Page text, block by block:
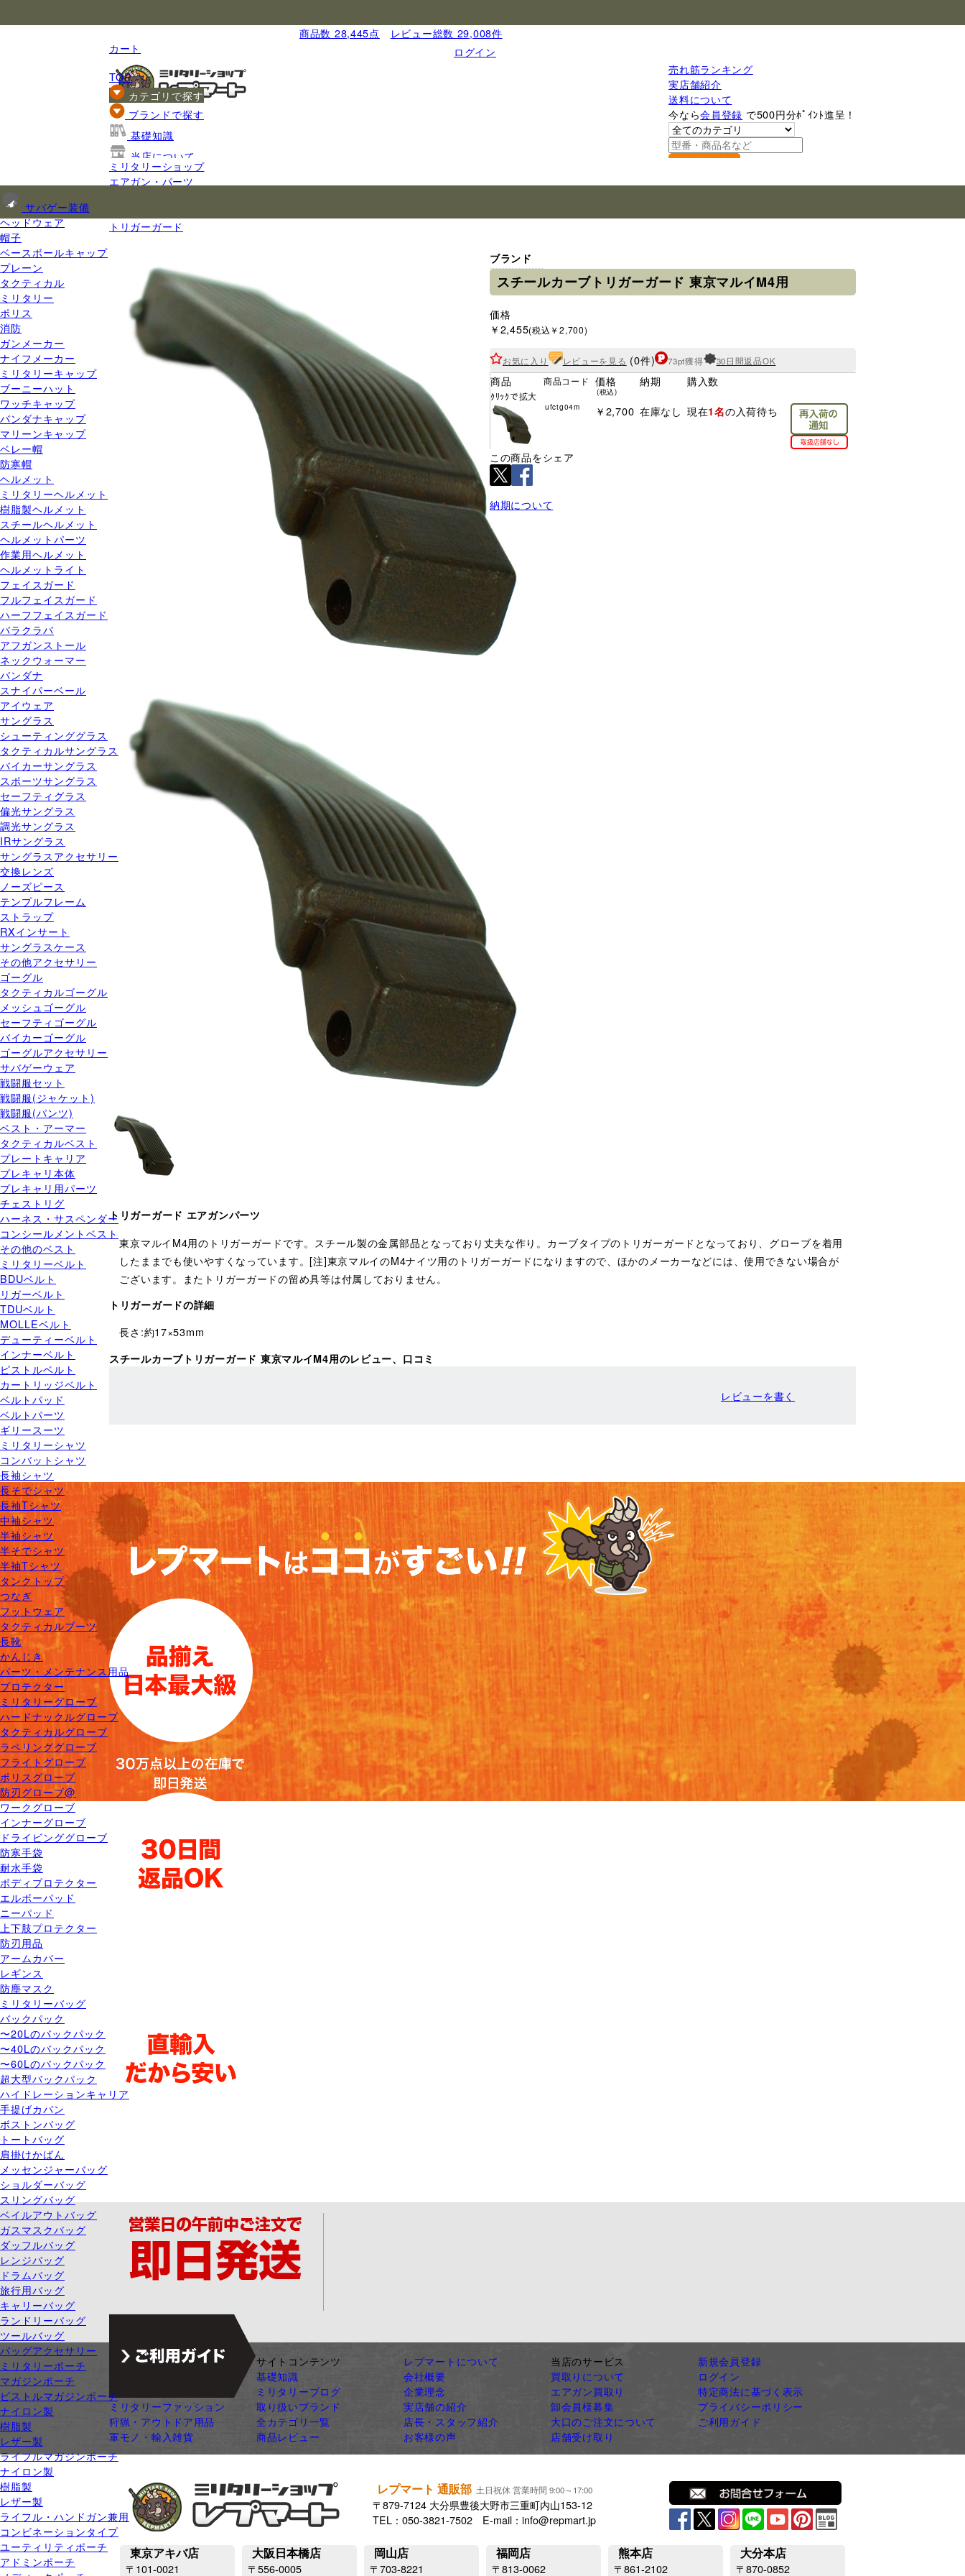
商品数 28,445点
レビュー総数 29,008件
ログイン
カート
売れ筋ランキング
実店舗紹介
送料について
今なら会員登録 で500円分ﾎﾟｲﾝﾄ進呈！
TOP
カテゴリで探す
サバゲー装備
ヘッドウェア
帽子
ベースボールキャップ
プレーン
タクティカル
ミリタリー
ポリス
消防
ガンメーカー
ナイフメーカー
ミリタリーキャップ
ブーニーハット
ワッチキャップ
バンダナキャップ
マリーンキャップ
ベレー帽
防寒帽
ヘルメット
ミリタリーヘルメット
樹脂製ヘルメット
スチールヘルメット
ヘルメットパーツ
作業用ヘルメット
ヘルメットライト
フェイスガード
フルフェイスガード
ハーフフェイスガード
バラクラバ
アフガンストール
ネックウォーマー
バンダナ
スナイパーベール
アイウェア
サングラス
シューティンググラス
タクティカルサングラス
バイカーサングラス
スポーツサングラス
セーフティグラス
偏光サングラス
調光サングラス
IRサングラス
サングラスアクセサリー
交換レンズ
ノーズピース
テンプルフレーム
ストラップ
RXインサート
サングラスケース
その他アクセサリー
ゴーグル
タクティカルゴーグル
メッシュゴーグル
セーフティゴーグル
バイカーゴーグル
ゴーグルアクセサリー
サバゲーウェア
戦闘服セット
戦闘服(ジャケット)
戦闘服(パンツ)
ベスト・アーマー
タクティカルベスト
プレートキャリア
プレキャリ本体
プレキャリ用パーツ
チェストリグ
ハーネス・サスペンダー
コンシールメントベスト
その他のベスト
ミリタリーベルト
BDUベルト
リガーベルト
TDUベルト
MOLLEベルト
デューティーベルト
インナーベルト
ピストルベルト
カートリッジベルト
ベルトパッド
ベルトパーツ
ギリースーツ
ミリタリーシャツ
コンバットシャツ
長袖シャツ
長そでシャツ
長袖Tシャツ
中袖シャツ
半袖シャツ
半そでシャツ
半袖Tシャツ
タンクトップ
つなぎ
フットウェア
タクティカルブーツ
長靴
かんじき
パーツ・メンテナンス用品
プロテクター
ミリタリーグローブ
ハードナックルグローブ
タクティカルグローブ
ラペリンググローブ
フライトグローブ
ポリスグローブ
防刃グローブ@
ワークグローブ
インナーグローブ
ドライビンググローブ
防寒手袋
耐水手袋
ボディプロテクター
エルボーパッド
ニーパッド
上下肢プロテクター
防刃用品
アームカバー
レギンス
防塵マスク
ミリタリーバッグ
バックパック
〜20Lのバックパック
〜40Lのバックパック
〜60Lのバックパック
超大型バックパック
ハイドレーションキャリア
手提げカバン
ボストンバッグ
トートバッグ
肩掛けかばん
メッセンジャーバッグ
ショルダーバッグ
スリングバッグ
ベイルアウトバッグ
ガスマスクバッグ
ダッフルバッグ
レンジバッグ
ドラムバッグ
旅行用バッグ
キャリーバッグ
ランドリーバッグ
ツールバッグ
バッグアクセサリー
ミリタリーポーチ
マガジンポーチ
ピストルマガジンポーチ
ナイロン製
樹脂製
レザー製
ライフルマガジンポーチ
ナイロン製
樹脂製
レザー製
ライフル・ハンドガン兼用
コンビネーションタイプ
ユーティリティポーチ
アドミンポーチ
ブランドで探す
基礎知識
当店について
ご利用ガイド
ミリタリーショップ
エアガン・パーツ
トリガーガード
ブランド
スチールカーブトリガーガード 東京マルイM4用
価格
￥2,455(税込￥2,700)
お気に入り レビューを見る (0件) 73pt獲得 30日間返品OK
商品
ｸﾘｯｸで拡大
商品コード 価格
(税込)
納期 購入数
ufctg04m ￥2,700 在庫なし 現在1名の入荷待ち
この商品をシェア
納期について
トリガーガード エアガンパーツ
東京マルイM4用のトリガーガードです。スチール製の金属部品となっており丈夫な作り。カーブタイプのトリガーガードとなっており、グローブを着用
したままでも使いやすくなっています。[注]東京マルイのM4ナイツ用のトリガーガードになりますので、ほかのメーカーなどには、使用できない場合が
ございます。またトリガーガードの留め具等は付属しておりません。
トリガーガードの詳細
長さ:約17×53mm
スチールカーブトリガーガード 東京マルイM4用のレビュー、口コミ
レビューを書く
ジャンル別カテゴリ
ガン・ガンパーツ
ミリタリーファッション
狩猟・アウトドア用品
軍モノ・輸入雑貨
サイトコンテンツ
基礎知識
ミリタリーブログ
取り扱いブランド
全カテゴリ一覧
商品レビュー
レプマートについて
会社概要
企業理念
実店舗の紹介
店長・スタッフ紹介
お客様の声
当店のサービス
買取りについて
エアガン買取り
卸会員様募集
大口のご注文について
店舗受け取り
新規会員登録
ログイン
特定商法に基づく表示
プライバシーポリシー
ご利用ガイド
レプマート 通販部 土日祝休 営業時間 9:00～17:00
〒879-7124 大分県豊後大野市三重町内山153-12
TEL：050-3821-7502 E-mail：info@repmart.jp
東京アキバ店
〒101-0021
大阪日本橋店
〒556-0005
岡山店
〒703-8221
福岡店
〒813-0062
熊本店
〒861-2102
大分本店
〒870-0852